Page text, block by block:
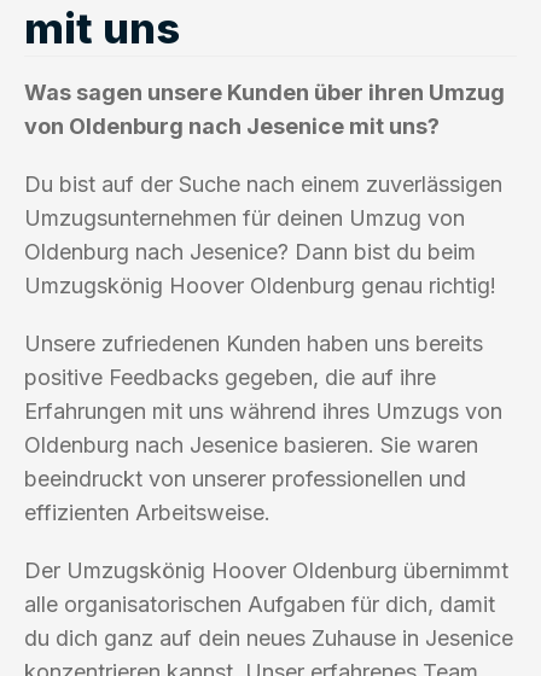
mit uns
Was sagen unsere Kunden über ihren Umzug
von Oldenburg nach Jesenice mit uns?
Du bist auf der Suche nach einem zuverlässigen
Umzugsunternehmen für deinen Umzug von
Oldenburg nach Jesenice? Dann bist du beim
Umzugskönig Hoover Oldenburg genau richtig!
Unsere zufriedenen Kunden haben uns bereits
positive Feedbacks gegeben, die auf ihre
Erfahrungen mit uns während ihres Umzugs von
Oldenburg nach Jesenice basieren. Sie waren
beeindruckt von unserer professionellen und
effizienten Arbeitsweise.
Der Umzugskönig Hoover Oldenburg übernimmt
alle organisatorischen Aufgaben für dich, damit
du dich ganz auf dein neues Zuhause in Jesenice